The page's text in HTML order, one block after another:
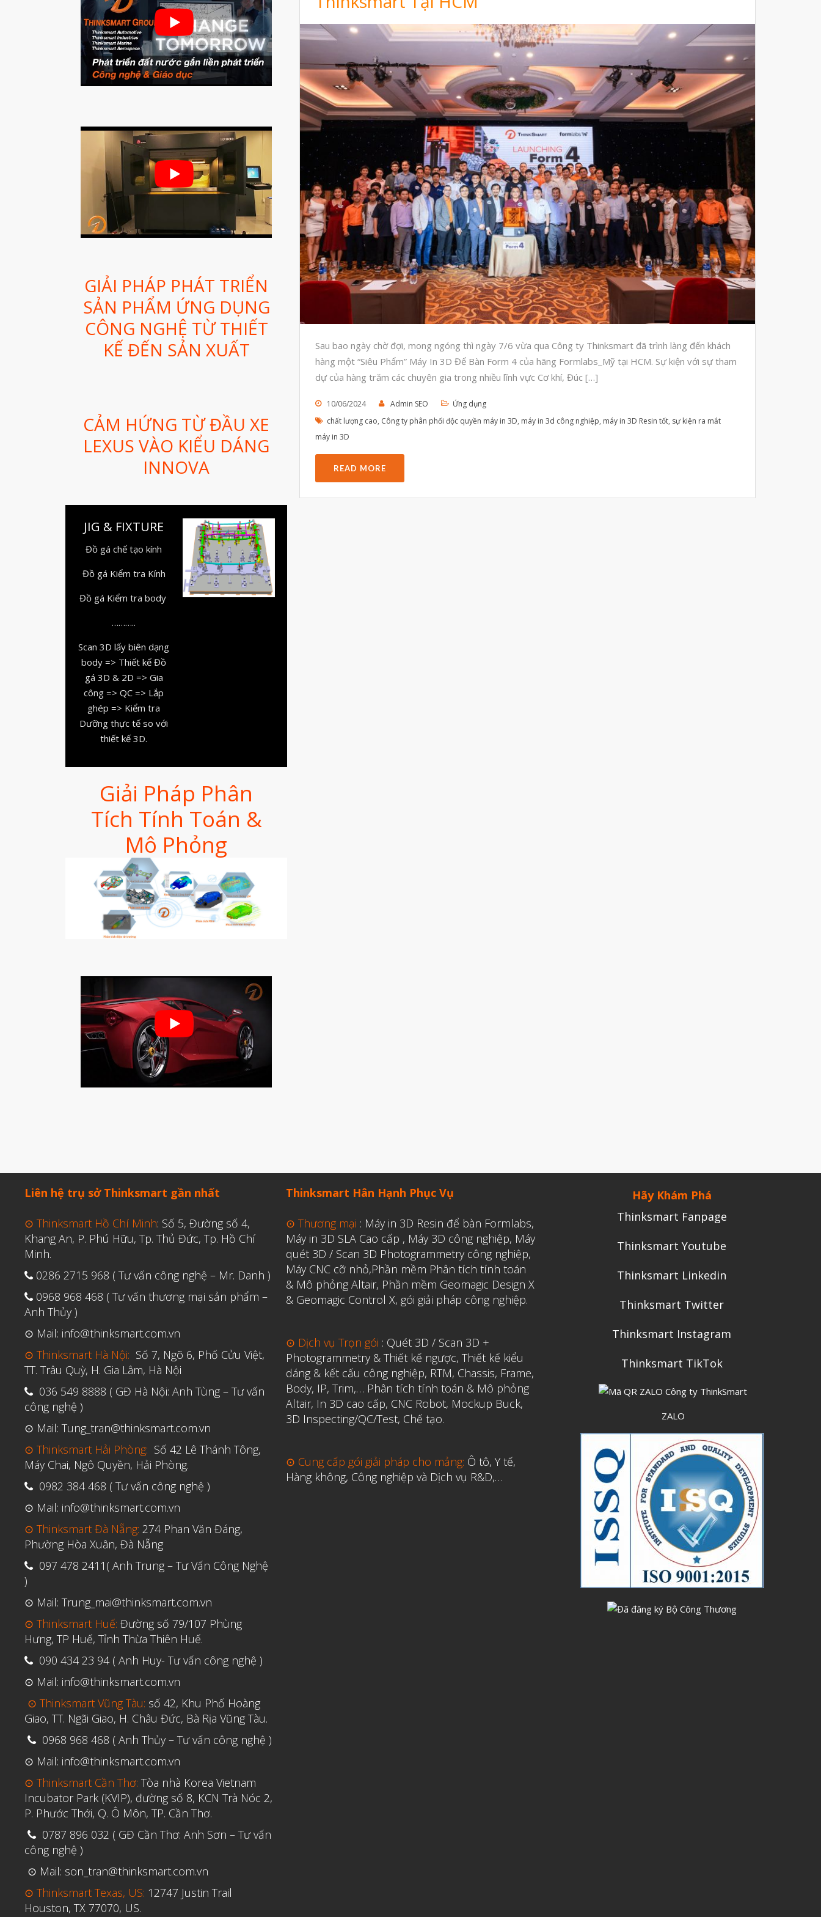
Máy In 3D Kim Loại
Phân Tích Lực & Mô Phỏng
3D_Altair
Phần Mềm Geomagic: Phân Tích
Khuyết Tật RE & QC
Dịch Vụ
Dịch Vụ In 3D
Dịch Vụ Quét 3D Cao Cấp & RE
Phân tích lực & Mô phỏng
3D_Altair
Dịch Vụ Kiểm Tra Chất Lượng
Mockup Buck
Dịch vụ thiết kế khuôn đúc
Giải Pháp
Automotive
Industries
Marine
Medical
Video
Tháng Tư 2024
Tháng Ba 2024
Tháng Hai 2024
Tháng Mười Một 2023
Tháng Mười 2023
Tháng Tám 2023
Tháng Bảy 2023
Tháng Ba 2023
Tháng Hai 2023
Tháng Một 2023
Tháng Mười Hai 2022
Tháng Mười Một 2022
Tháng Mười 2022
Tháng Chín 2022
Tháng Bảy 2022
GIẢI PHÁP PHÁT TRIỂN
SẢN PHẨM ỨNG DỤNG
CÔNG NGHỆ TỪ THIẾT
KẾ ĐẾN SẢN XUẤT
CẢM HỨNG TỪ ĐẦU XE
LEXUS VÀO KIỂU DÁNG
INNOVA
JIG & FIXTURE
Đồ gá chế tạo kính
Đồ gá Kiểm tra Kính
Đồ gá Kiểm tra body
………..
Scan 3D lấy biên dạng
body => Thiết kế Đồ
gá 3D & 2D => Gia
công => QC => Lắp
ghép => Kiểm tra
Dưỡng thực tế so với
thiết kế 3D.
Giải Pháp Phân
Tích Tính Toán &
Mô Phỏng
Sau bao ngày chờ đợi, mong ngóng thì ngày 7/6 vừa qua Công ty Thinksmart đã trình làng đến khách
hàng một “Siêu Phẩm” Máy In 3D Để Bàn Form 4 của hãng Formlabs_Mỹ tại HCM. Sự kiện với sự tham
dự của hàng trăm các chuyên gia trong nhiều lĩnh vực Cơ khí, Đúc […]
10/06/2024 Admin SEO
Ứng dụng
chất lượng cao, Công ty phân phối độc quyền máy in 3D, máy in 3d công nghiệp, máy in 3D Resin tốt, sự kiện ra mắt
máy in 3D
READ MORE
Liên hệ trụ sở Thinksmart gần nhất
⊙ Thinksmart Hồ Chí Minh: Số 5, Đường số 4,
Khang An, P. Phú Hữu, Tp. Thủ Đức, Tp. Hồ Chí
Minh.
0286 2715 968 ( Tư vấn công nghệ – Mr. Danh )
0968 968 468 ( Tư vấn thương mại sản phẩm –
Anh Thủy )
⊙ Mail: info@thinksmart.com.vn
⊙ Thinksmart Hà Nội: Số 7, Ngõ 6, Phố Cửu Việt,
TT. Trâu Quỳ, H. Gia Lâm, Hà Nội
036 549 8888 ( GĐ Hà Nội: Anh Tùng – Tư vấn
công nghệ )
⊙ Mail: Tung_tran@thinksmart.com.vn
⊙ Thinksmart Hải Phòng: Số 42 Lê Thánh Tông,
Máy Chai, Ngô Quyền, Hải Phòng.
0982 384 468 ( Tư vấn công nghệ )
⊙ Mail: info@thinksmart.com.vn
⊙ Thinksmart Đà Nẵng: 274 Phan Văn Đáng,
Phường Hòa Xuân, Đà Nẵng
097 478 2411( Anh Trung – Tư Vấn Công Nghệ
)
⊙ Mail: Trung_mai@thinksmart.com.vn
⊙ Thinksmart Huế: Đường số 79/107 Phùng
Hưng, TP Huế, Tỉnh Thừa Thiên Huế.
090 434 23 94 ( Anh Huy- Tư vấn công nghệ )
⊙ Mail: info@thinksmart.com.vn
⊙ Thinksmart Vũng Tàu: số 42, Khu Phố Hoàng
Giao, TT. Ngãi Giao, H. Châu Đức, Bà Rịa Vũng Tàu.
0968 968 468 ( Anh Thủy – Tư vấn công nghệ )
⊙ Mail: info@thinksmart.com.vn
⊙ Thinksmart Cần Thơ: Tòa nhà Korea Vietnam
Incubator Park (KVIP), đường số 8, KCN Trà Nóc 2,
P. Phước Thới, Q. Ô Môn, TP. Cần Thơ.
0787 896 032 ( GĐ Cần Thơ: Anh Sơn – Tư vấn
công nghệ )
⊙ Mail: son_tran@thinksmart.com.vn
⊙ Thinksmart Texas, US: 12747 Justin Trail
Houston, TX 77070, US.
Thinksmart Hân Hạnh Phục Vụ
⊙ Thương mại : Máy in 3D Resin để bàn Formlabs,
Máy in 3D SLA Cao cấp , Máy 3D công nghiệp, Máy
quét 3D / Scan 3D Photogrammetry công nghiệp,
Máy CNC cỡ nhỏ,Phần mềm Phân tích tính toán
& Mô phỏng Altair, Phần mềm Geomagic Design X
& Geomagic Control X, gói giải pháp công nghiệp.
⊙ Dịch vụ Trọn gói : Quét 3D / Scan 3D +
Photogrammetry & Thiết kế ngược, Thiết kế kiểu
dáng & kết cấu công nghiệp, RTM, Chassis, Frame,
Body, IP, Trim,… Phân tích tính toán & Mô phỏng
Altair, In 3D cao cấp, CNC Robot, Mockup Buck,
3D Inspecting/QC/Test, Chế tạo.
⊙ Cung cấp gói giải pháp cho mảng: Ô tô, Y tế,
Hàng không, Công nghiệp và Dịch vụ R&D,…
Hãy Khám Phá
Thinksmart Fanpage
Thinksmart Youtube
Thinksmart Linkedin
Thinksmart Twitter
Thinksmart Instagram
Thinksmart TikTok
ZALO